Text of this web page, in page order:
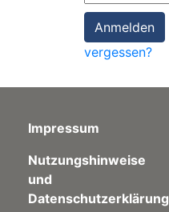
Paper
App
vergessen?
Impressum
Nutzungshinweise
und
Datenschutzerklärung